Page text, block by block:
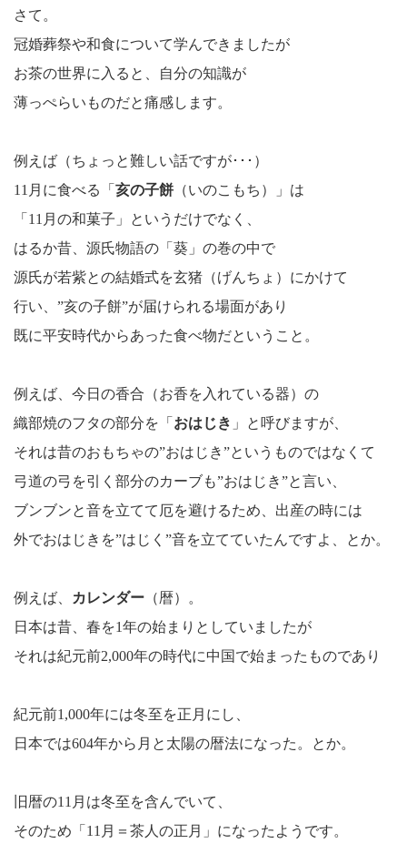
さて。
冠婚葬祭や和食について学んできましたが
お茶の世界に入ると、自分の知識が
薄っぺらいものだと痛感します。
例えば（ちょっと難しい話ですが･･･）
11月に食べる「 亥の子餅 （いのこもち）」は
「11月の和菓子」というだけでなく、
はるか昔、源氏物語の「葵」の巻の中で
源氏が若紫との結婚式を玄猪（げんちょ）にかけて
行い、”亥の子餅”が届けられる場面があり
既に平安時代からあった食べ物だということ。
例えば、今日の香合（お香を入れている器）の
織部焼のフタの部分を「 おはじき 」と呼びますが、
それは昔のおもちゃの”おはじき”というものではなくて
弓道の弓を引く部分のカーブも”おはじき”と言い、
ブンブンと音を立てて厄を避けるため、出産の時には
外でおはじきを”はじく”音を立てていたんですよ、とか。
例えば、 カレンダー （暦）。
日本は昔、春を1年の始まりとしていましたが
それは紀元前2,000年の時代に中国で始まったものであり
紀元前1,000年には冬至を正月にし、
日本では604年から月と太陽の暦法になった。とか。
旧暦の11月は冬至を含んでいて、
そのため「11月＝茶人の正月」になったようです。